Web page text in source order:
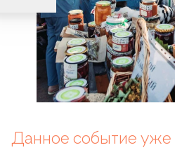
Данное событие